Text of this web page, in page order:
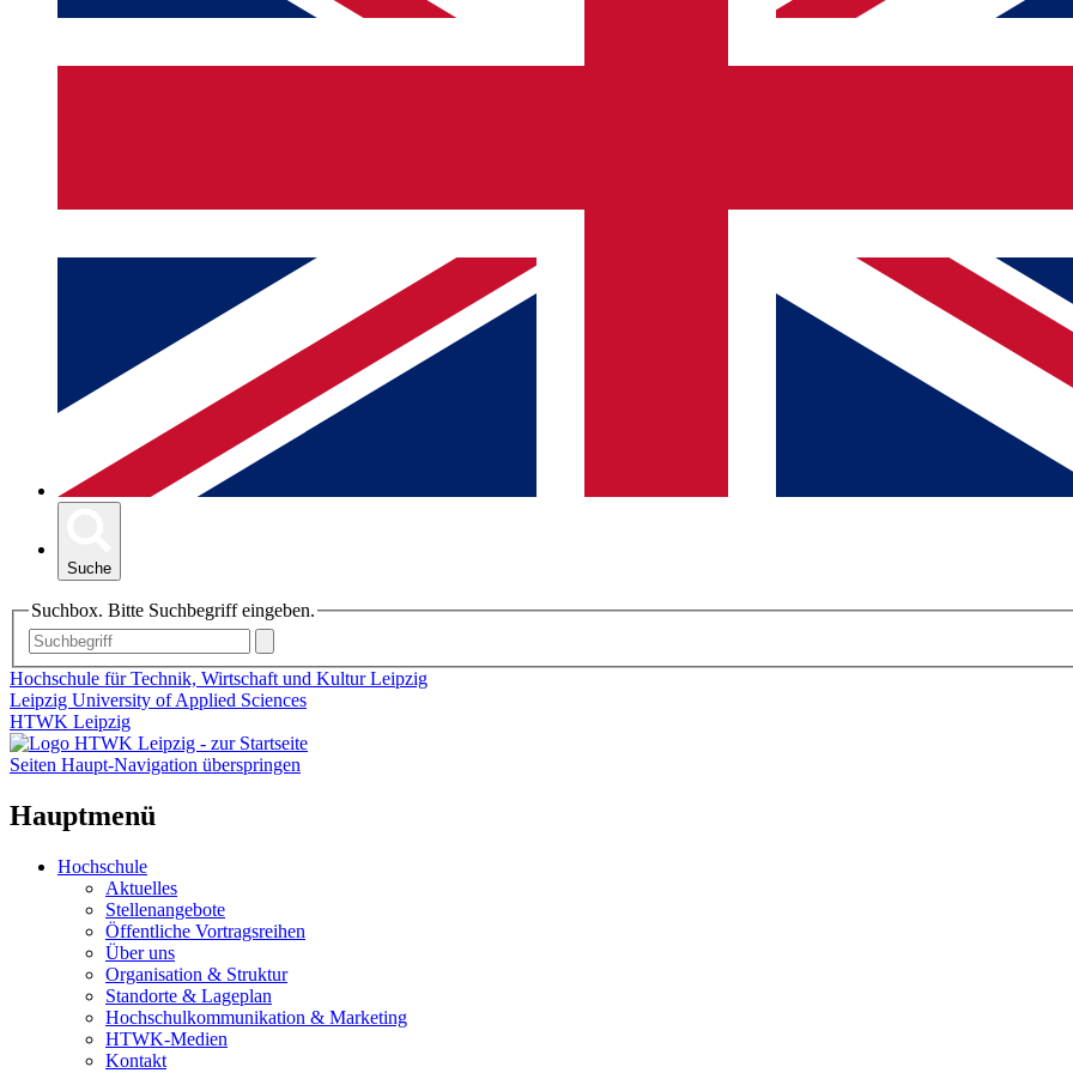
Suche
Suchbox. Bitte Suchbegriff eingeben.
Hochschule für Technik, Wirtschaft und Kultur Leipzig
Leipzig University of Applied Sciences
HTWK Leipzig
Seiten Haupt-Navigation überspringen
Hauptmenü
Hochschule
Aktuelles
Stellenangebote
Öffentliche Vortragsreihen
Über uns
Organisation & Struktur
Standorte & Lageplan
Hochschulkommunikation & Marketing
HTWK-Medien
Kontakt